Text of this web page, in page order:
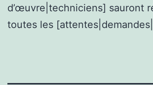
d’œuvre|techniciens] sauront
toutes les